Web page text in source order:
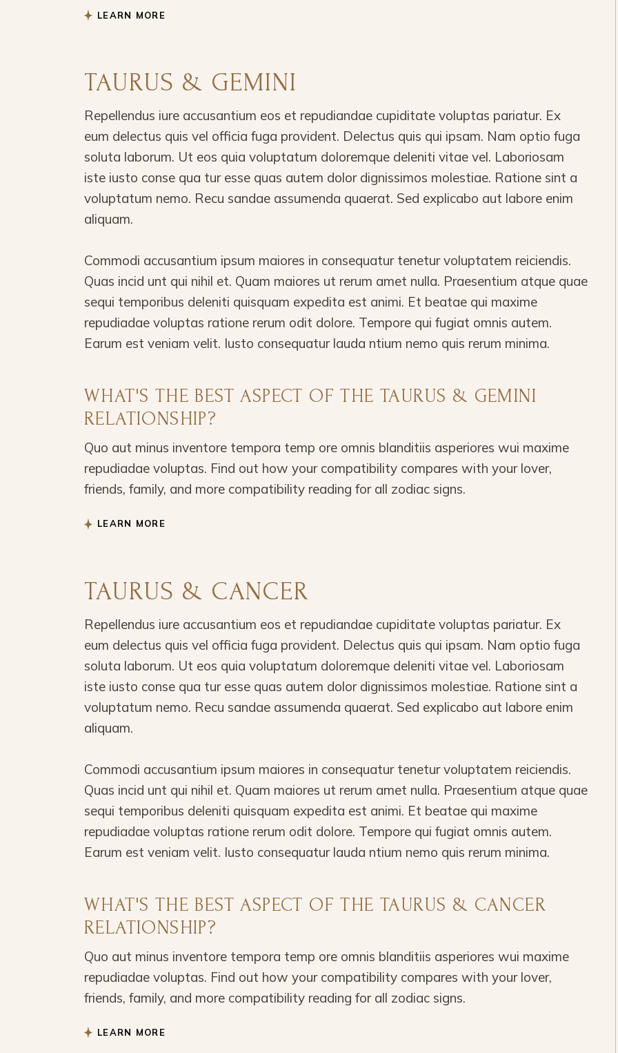
LEARN MORE
TAURUS & GEMINI
Repellendus iure accusantium eos et repudiandae cupiditate voluptas pariatur. Ex
eum delectus quis vel officia fuga provident. Delectus quis qui ipsam. Nam optio fuga
soluta laborum. Ut eos quia voluptatum doloremque deleniti vitae vel. Laboriosam
iste iusto conse qua tur esse quas autem dolor dignissimos molestiae. Ratione sint a
voluptatum nemo. Recu sandae assumenda quaerat. Sed explicabo aut labore enim
aliquam.
Commodi accusantium ipsum maiores in consequatur tenetur voluptatem reiciendis.
Quas incid unt qui nihil et. Quam maiores ut rerum amet nulla. Praesentium atque quae
sequi temporibus deleniti quisquam expedita est animi. Et beatae qui maxime
repudiadae voluptas ratione rerum odit dolore. Tempore qui fugiat omnis autem.
Earum est veniam velit. Iusto consequatur lauda ntium nemo quis rerum minima.
WHAT'S THE BEST ASPECT OF THE TAURUS & GEMINI
RELATIONSHIP?
Quo aut minus inventore tempora temp ore omnis blanditiis asperiores wui maxime
repudiadae voluptas. Find out how your compatibility compares with your lover,
friends, family, and more compatibility reading for all zodiac signs.
LEARN MORE
TAURUS & CANCER
Repellendus iure accusantium eos et repudiandae cupiditate voluptas pariatur. Ex
eum delectus quis vel officia fuga provident. Delectus quis qui ipsam. Nam optio fuga
soluta laborum. Ut eos quia voluptatum doloremque deleniti vitae vel. Laboriosam
iste iusto conse qua tur esse quas autem dolor dignissimos molestiae. Ratione sint a
voluptatum nemo. Recu sandae assumenda quaerat. Sed explicabo aut labore enim
aliquam.
Commodi accusantium ipsum maiores in consequatur tenetur voluptatem reiciendis.
Quas incid unt qui nihil et. Quam maiores ut rerum amet nulla. Praesentium atque quae
sequi temporibus deleniti quisquam expedita est animi. Et beatae qui maxime
repudiadae voluptas ratione rerum odit dolore. Tempore qui fugiat omnis autem.
Earum est veniam velit. Iusto consequatur lauda ntium nemo quis rerum minima.
WHAT'S THE BEST ASPECT OF THE TAURUS & CANCER
RELATIONSHIP?
Quo aut minus inventore tempora temp ore omnis blanditiis asperiores wui maxime
repudiadae voluptas. Find out how your compatibility compares with your lover,
friends, family, and more compatibility reading for all zodiac signs.
LEARN MORE